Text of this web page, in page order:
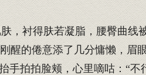
，衬得肤若凝脂，腰臀曲线
醒的倦意添了几分慵懒，眉
手拍拍脸颊，心里嘀咕：“